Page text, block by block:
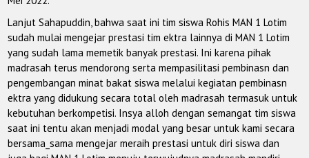
Lanjut Sahapuddin, bahwa saat ini tim siswa Rohis MAN 1 Lotim
sudah mulai mengejar prestasi tim ektra lainnya di MAN 1 Lotim
yang sudah lama memetik banyak prestasi. Ini karena pihak
madrasah terus mendorong serta mempasilitasi pembinasn dan
pengembangan minat bakat siswa melalui kegiatan pembinasn
ektra yang didukung secara total oleh madrasah termasuk untuk
kebutuhan berkompetisi. Insya alloh dengan semangat tim siswa
saat ini tentu akan menjadi modal yang besar untuk kami secara
bersama_sama mengejar meraih prestasi untuk diri siswa dan